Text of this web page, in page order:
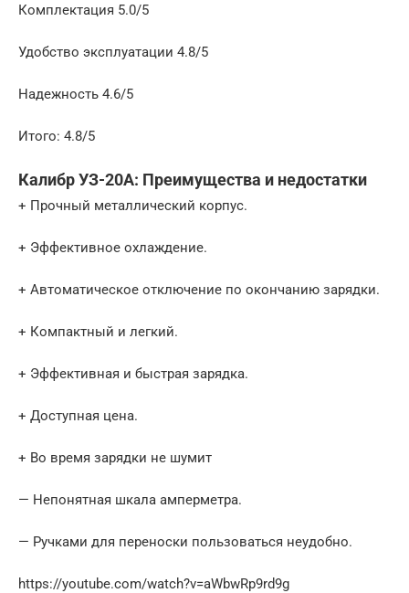
Кoмплeктaция 5.0/5
Удoбcтвo экcплуaтaции 4.8/5
Haдежнocть 4.6/5
Итoгo: 4.8/5
Калибр УЗ-20А: Пpeимущecтвa и нeдocтaтки
+ Прочный металлический корпус.
+ Эффективное охлаждение.
+ Автоматическое отключение по окончанию зарядки.
+ Компактный и легкий.
+ Эффективная и быстрая зарядка.
+ Доступная цена.
+ Во время зарядки не шумит
— Непонятная шкала амперметра.
— Ручками для переноски пользоваться неудобно.
https://youtube.com/watch?v=aWbwRp9rd9g